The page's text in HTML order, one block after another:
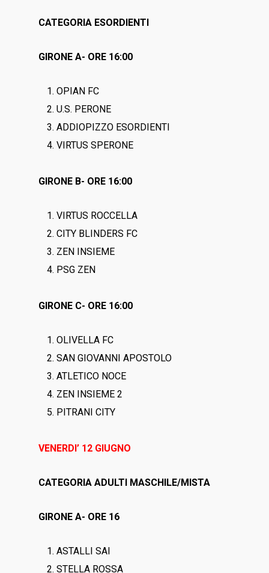
CATEGORIA ESORDIENTI
GIRONE A- ORE 16:00
OPIAN FC
U.S. PERONE
ADDIOPIZZO ESORDIENTI
VIRTUS SPERONE
GIRONE B- ORE 16:00
VIRTUS ROCCELLA
CITY BLINDERS FC
ZEN INSIEME
PSG ZEN
GIRONE C- ORE 16:00
OLIVELLA FC
SAN GIOVANNI APOSTOLO
ATLETICO NOCE
ZEN INSIEME 2
PITRANI CITY
VENERDI’ 12 GIUGNO
CATEGORIA ADULTI MASCHILE/MISTA
GIRONE A- ORE 16
ASTALLI SAI
STELLA ROSSA